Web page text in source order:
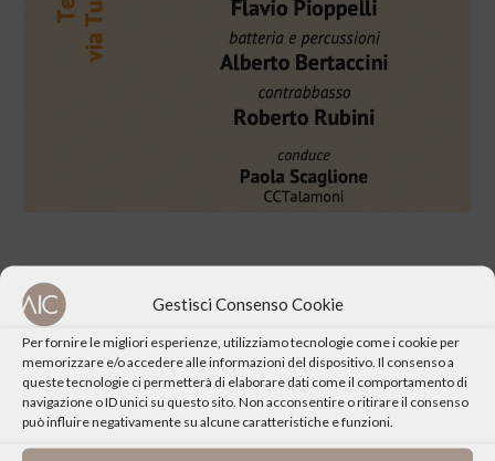
Gestisci Consenso Cookie
Per fornire le migliori esperienze, utilizziamo tecnologie come i cookie per
memorizzare e/o accedere alle informazioni del dispositivo. Il consenso a
queste tecnologie ci permetterà di elaborare dati come il comportamento di
navigazione o ID unici su questo sito. Non acconsentire o ritirare il consenso
può influire negativamente su alcune caratteristiche e funzioni.
CONDIVIDI QUESTO EVENTO